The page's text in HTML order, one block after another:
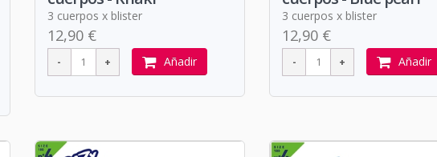
3 cuerpos x blister
12,90 €
Añadir
3 cuerpos x blister
12,90 €
Añadir